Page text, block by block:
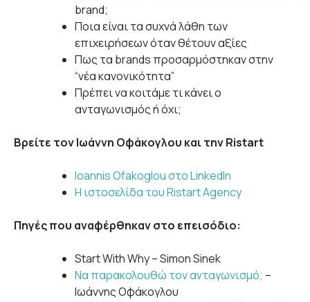
brand;
Ποια είναι τα συχνά λάθη των
επιχειρήσεων όταν θέτουν αξίες
Πως τα brands προσαρμόστηκαν στην
“νέα κανονικότητα”
Πρέπει να κοιτάμε τι κάνει ο
ανταγωνισμός ή όχι;
Βρείτε τον Ιωάννη Οφάκογλου και την Ristart
Ioannis Ofakoglou στο LinkedIn
Η ιστοσελίδα του Ristart Agency
Πηγές που αναφέρθηκαν στο επεισόδιο:
Start With Why – Simon Sinek
Να παρακολουθώ τον ανταγωνισμό; –
Ιωάννης Οφάκογλου